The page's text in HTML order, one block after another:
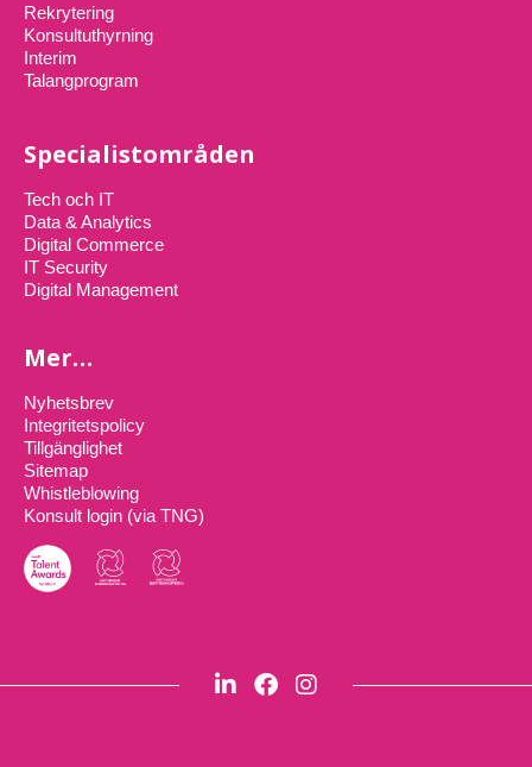
Rekrytering
Konsultuthyrning
Interim
Talangprogram
Specialistområden
Tech och IT
Data & Analytics
Digital Commerce
IT Security
Digital Management
Mer…
Nyhetsbrev
Integritetspolicy
Tillgänglighet
Sitemap
Whistleblowing
Konsult login (via TNG)